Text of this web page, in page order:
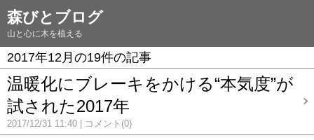
森びとブログ
山と心に木を植える
2017年12月の19件の記事
温暖化にブレーキをかける“本気度”が
試された2017年
2017/12/31 11:40 コメント(0)